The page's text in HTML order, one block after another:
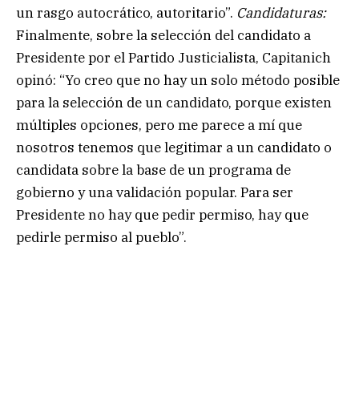
un rasgo autocrático, autoritario”. Candidaturas:
Finalmente, sobre la selección del candidato a
Presidente por el Partido Justicialista, Capitanich
opinó: “Yo creo que no hay un solo método posible
para la selección de un candidato, porque existen
múltiples opciones, pero me parece a mí que
nosotros tenemos que legitimar a un candidato o
candidata sobre la base de un programa de
gobierno y una validación popular. Para ser
Presidente no hay que pedir permiso, hay que
pedirle permiso al pueblo”.